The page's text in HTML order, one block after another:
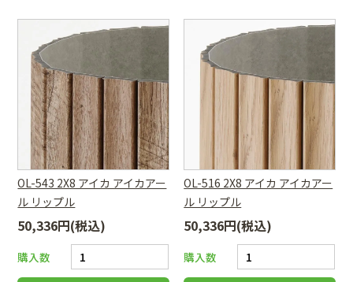
OL-543 2X8 アイカ アイカアー
ル リップル
50,336円(税込)
購入数
OL-516 2X8 アイカ アイカアー
ル リップル
50,336円(税込)
購入数